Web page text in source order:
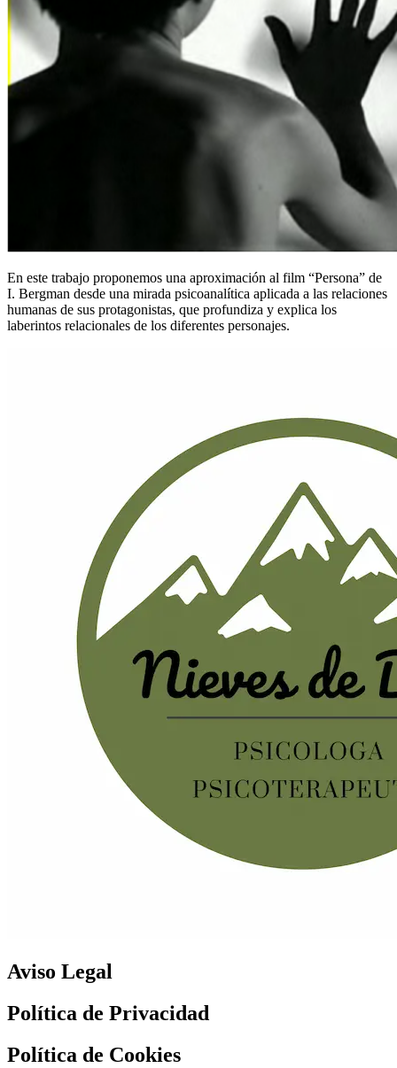
En este trabajo proponemos una aproximación al film “Persona” de
I. Bergman desde una mirada psicoanalítica aplicada a las relaciones
humanas de sus protagonistas, que profundiza y explica los
laberintos relacionales de los diferentes personajes.
Aviso Legal
Política de Privacidad
Política de Cookies